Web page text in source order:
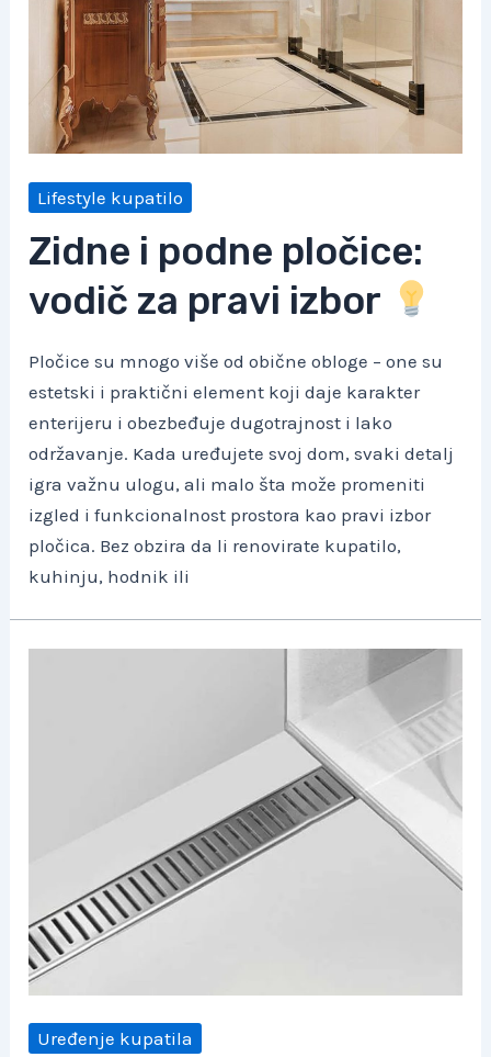
Lifestyle kupatilo
Zidne i podne pločice:
vodič za pravi izbor
Pločice su mnogo više od obične obloge – one su
estetski i praktični element koji daje karakter
enterijeru i obezbeđuje dugotrajnost i lako
održavanje. Kada uređujete svoj dom, svaki detalj
igra važnu ulogu, ali malo šta može promeniti
izgled i funkcionalnost prostora kao pravi izbor
pločica. Bez obzira da li renovirate kupatilo,
kuhinju, hodnik ili
Uređenje kupatila